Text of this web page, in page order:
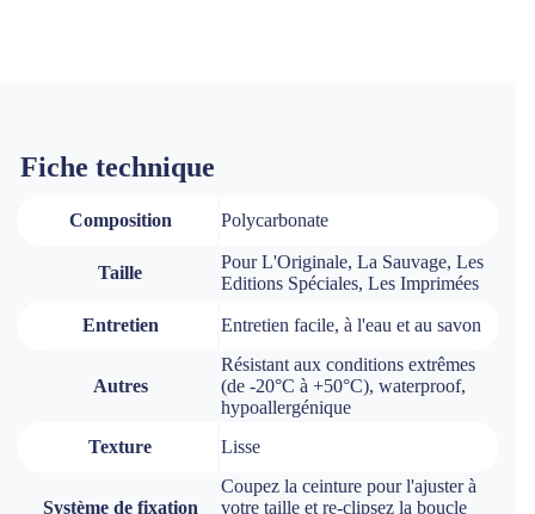
Fiche technique
Composition Polycarbonate
Taille
Pour L'Originale, La Sauvage, Les
Editions Spéciales, Les Imprimées
Entretien Entretien facile, à l'eau et au savon
Autres
Résistant aux conditions extrêmes
(de -20°C à +50°C), waterproof,
hypoallergénique
Texture
Lisse
Système de fixation
Coupez la ceinture pour l'ajuster à
votre taille et re-clipsez la boucle